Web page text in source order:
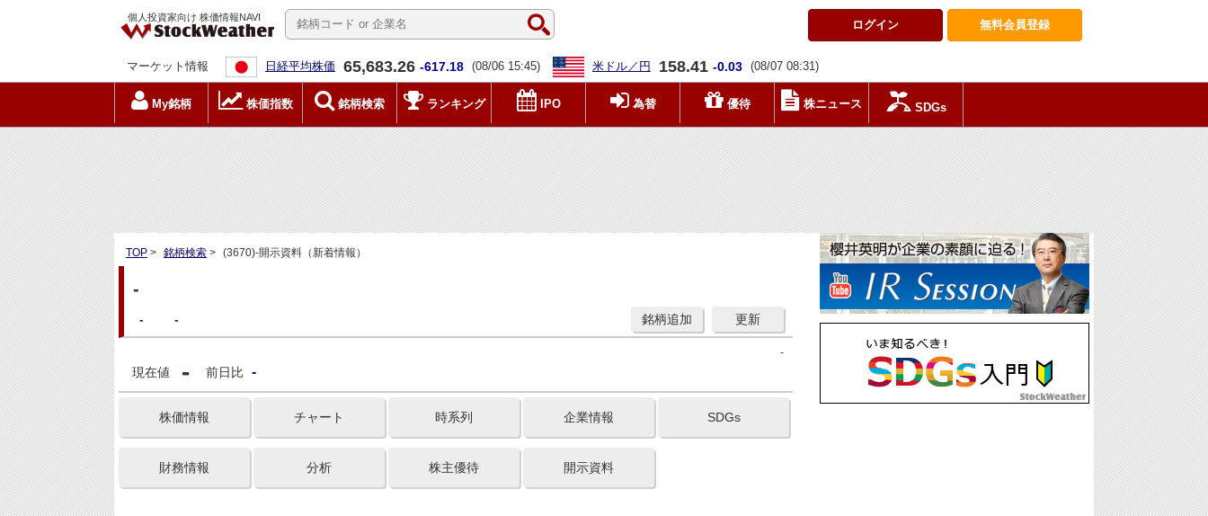
個人投資家向け 株価情報NAVI
無料会員登録
ログイン
マーケット情報 日経平均株価 65,683.26 -617.18 (08/06 15:45) 米ドル／円 158.41 -0.03 (08/07 08:31)
My銘柄 株価指数 銘柄検索 ランキング IPO 為替 優待 株ニュース SDGs
TOP > 銘柄検索 > (3670)-開示資料（新着情報）
-
- - 更新
銘柄追加
-
現在値 - 前日比 -
株価情報 チャート 時系列 企業情報 SDGs
財務情報 分析 株主優待 開示資料